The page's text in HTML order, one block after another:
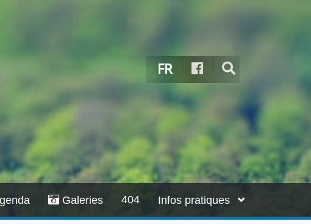
FR
Galeries 404 Infos pratiques